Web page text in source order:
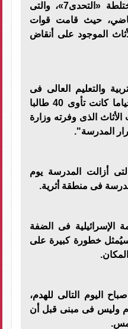
مدرسة زنوتا الأساسية المختلطة «التحدى7»، والتى
حيث قامت قوات
الموجود على أنقاض
والتعليم العالى فى
الخليل أن "الاحتلال سلب خياما كانت تأوى 40 طالبا
الذى وفرته وزارة
المدرسة".
أزالت المدرسة يوم
فى منطقة أثرية.
فى الضفة
سيُمثل خطورة كبيرة على
.
اليوم التالى للهدم،
وليس فى مبنى قبل أن
.